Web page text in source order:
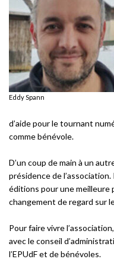
Eddy Spann
d’aide pour le tournant
comme bénévole.
D’un coup de main à un
présidence de
éditions pour une meilleure
changement de regard sur
Pour faire vivre
avec le conseil
l’EPUdF et de bénévoles.